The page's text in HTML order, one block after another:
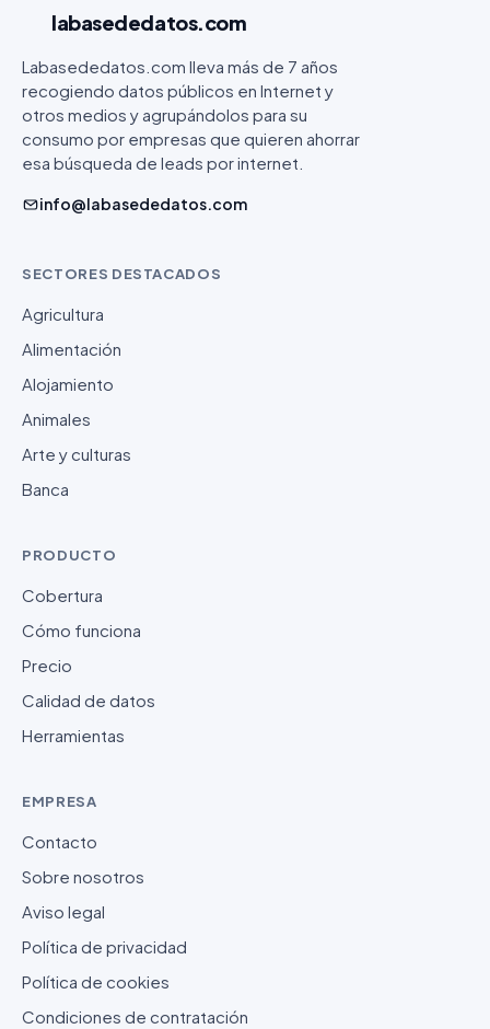
labasededatos.com
Labasededatos.com lleva más de 7 años
recogiendo datos públicos en Internet y
otros medios y agrupándolos para su
consumo por empresas que quieren ahorrar
esa búsqueda de leads por internet.
info@labasededatos.com
SECTORES DESTACADOS
Agricultura
Alimentación
Alojamiento
Animales
Arte y culturas
Banca
PRODUCTO
Cobertura
Cómo funciona
Precio
Calidad de datos
Herramientas
EMPRESA
Contacto
Sobre nosotros
Aviso legal
Política de privacidad
Política de cookies
Condiciones de contratación